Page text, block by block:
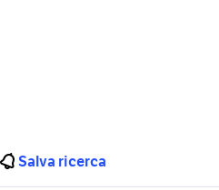
Salva ricerca